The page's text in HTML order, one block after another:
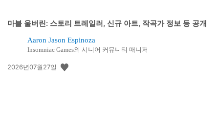
마블 울버린: 스토리 트레일러, 신규 아트, 작곡가 정보 등 공개
Aaron Jason Espinoza
Insomniac Games의 시니어 커뮤니티 매니저
공
2026년07월27일